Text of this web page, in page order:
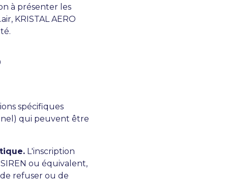
à présenter les
KRISTAL AERO
spécifiques
qui peuvent être
L'inscription
ou équivalent,
refuser ou de